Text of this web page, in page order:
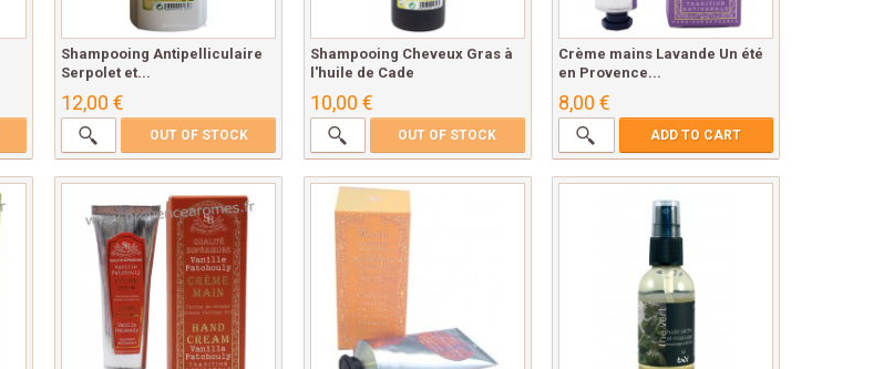
Shampooing Antipelliculaire
Serpolet et...
12,00 €
OUT OF STOCK
Shampooing Cheveux Gras à
l'huile de Cade
10,00 €
OUT OF STOCK
Crème mains Lavande Un été
en Provence...
8,00 €
ADD TO CART